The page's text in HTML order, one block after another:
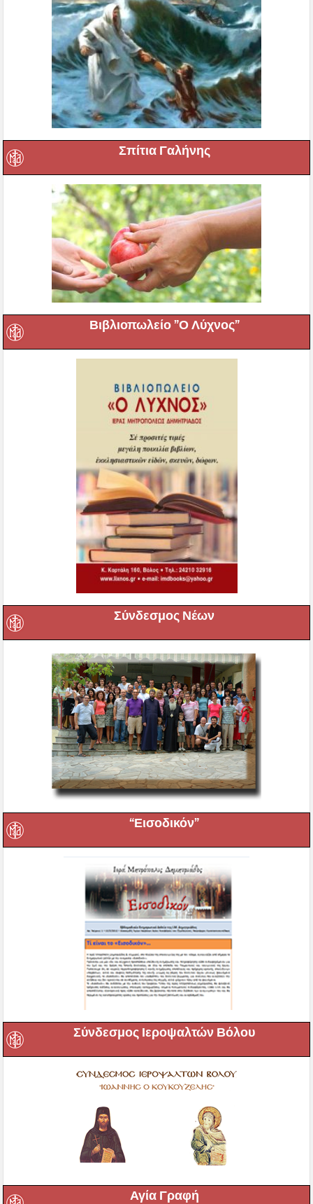
Σπίτια Γαλήνης
Βιβλιοπωλείο ”Ο Λύχνος”
Σύνδεσμος Νέων
“Εισοδικόν”
Σύνδεσμος Ιεροψαλτών Βόλου
Αγία Γραφή